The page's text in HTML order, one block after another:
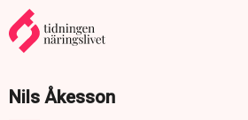
Nils Åkesson